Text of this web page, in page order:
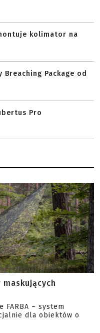
kolimator na
Package od
Pro
maskujących
– system
dla obiektów o